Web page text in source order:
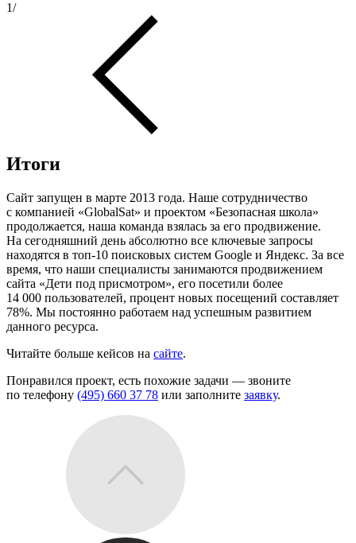
1/
Итоги
Сайт запущен в марте 2013 года. Наше сотрудничество
с компанией «GlobalSat» и проектом «Безопасная школа»
продолжается, наша команда взялась за его продвижение.
На сегодняшний день абсолютно все ключевые запросы
находятся в топ-10 поисковых систем Google и Яндекс. За все
время, что наши специалисты занимаются продвижением
сайта «Дети под присмотром», его посетили более
14 000 пользователей, процент новых посещений составляет
78%. Мы постоянно работаем над успешным развитием
данного ресурса.
Читайте больше кейсов на сайте.
Понравился проект, есть похожие задачи — звоните
по телефону (495) 660 37 78 или заполните заявку.